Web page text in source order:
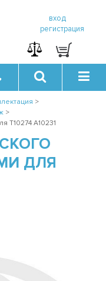
вход
регистрация
>
>
T10274 A10231
ДЛЯ